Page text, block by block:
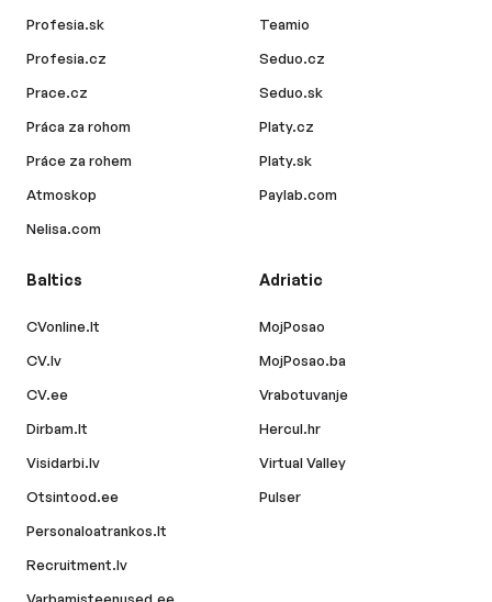
Profesia.sk
Profesia.cz
Prace.cz
Práca za rohom
Práce za rohem
Atmoskop
Nelisa.com
Teamio
Seduo.cz
Seduo.sk
Platy.cz
Platy.sk
Paylab.com
Baltics
CVonline.lt
CV.lv
CV.ee
Dirbam.lt
Visidarbi.lv
Otsintood.ee
Personaloatrankos.lt
Recruitment.lv
Varbamisteenused.ee
Adriatic
MojPosao
MojPosao.ba
Vrabotuvanje
Hercul.hr
Virtual Valley
Pulser